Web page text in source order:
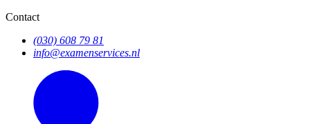
Contact
(030) 608 79 81
info@examenservices.nl